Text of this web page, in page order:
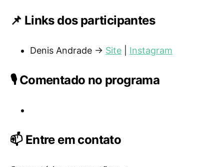
📌 Links dos participantes
Denis Andrade → Site Instagram
🎙️ Comentado no programa
📫 Entre em contato